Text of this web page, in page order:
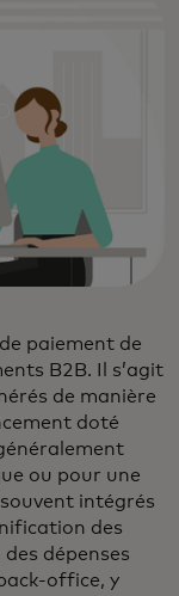
paiement de
B2B. Il s’agit
de manière
doté
ou pour une
intégrés
des
dépenses
office, y